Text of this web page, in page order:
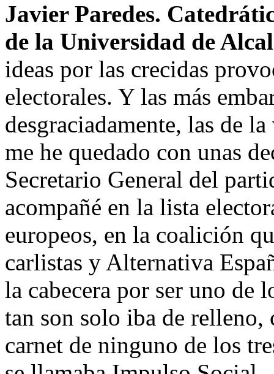
Javier Paredes.
de la Universidad de
ideas por las crecidas
electorales. Y las más
desgraciadamente, las de
me he quedado con unas
Secretario General del
acompañé en la lista
europeos, en la coalición
carlistas y Alternativa
la cabecera por ser uno de
tan son solo iba de
carnet de ninguno de los